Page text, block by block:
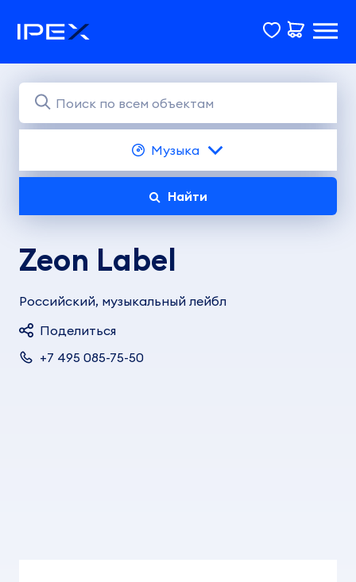
Музыка
Найти
Zeon Label
Российский, музыкальный лейбл
Поделиться
+7 495 085-75-50